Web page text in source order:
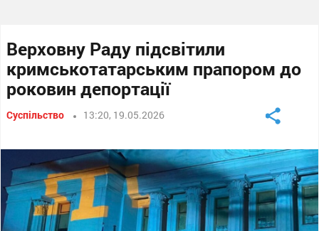
Верховну Раду підсвітили
кримськотатарським прапором до
роковин депортації
Суспільство 13:20, 19.05.2026